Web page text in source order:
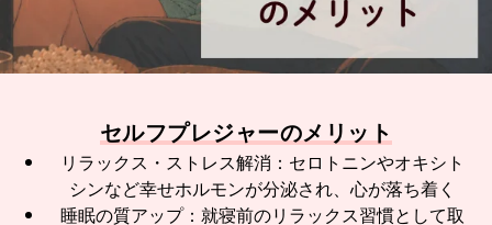
セルフプレジャーのメリット
リラックス・ストレス解消：セロトニンやオキシト
シンなど幸せホルモンが分泌され、心が落ち着く
睡眠の質アップ：就寝前のリラックス習慣として取